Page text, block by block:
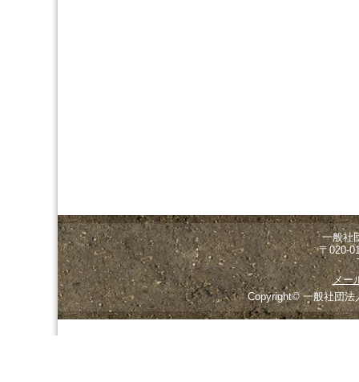
一般社
〒020-
メー
Copyright© 一般社団法